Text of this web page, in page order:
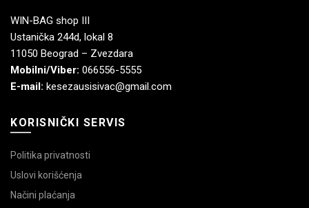
WIN-BAG shop III
Ustanička 244d, lokal 8
11050 Beograd – Zvezdara
Mobilni/Viber: 066556-5555
E-mail: kesezausisivac@gmail.com
KORISNIČKI SERVIS
Politika privatnosti
Uslovi korišćenja
Načini plaćanja